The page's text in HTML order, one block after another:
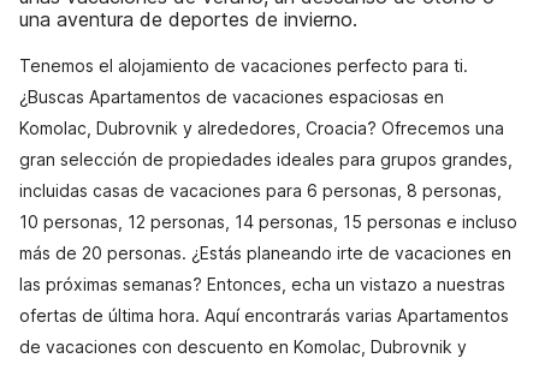
una aventura de deportes de invierno.
Tenemos el alojamiento de vacaciones perfecto para ti.
¿Buscas Apartamentos de vacaciones espaciosas en
Komolac, Dubrovnik y alrededores, Croacia? Ofrecemos una
gran selección de propiedades ideales para grupos grandes,
incluidas casas de vacaciones para 6 personas, 8 personas,
10 personas, 12 personas, 14 personas, 15 personas e incluso
más de 20 personas. ¿Estás planeando irte de vacaciones en
las próximas semanas? Entonces, echa un vistazo a nuestras
ofertas de última hora. Aquí encontrarás varias Apartamentos
de vacaciones con descuento en Komolac, Dubrovnik y